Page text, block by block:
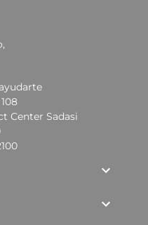
Center Sadasi